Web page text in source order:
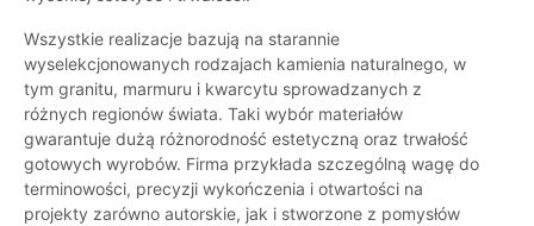
Wszystkie realizacje bazują na starannie
wyselekcjonowanych rodzajach kamienia naturalnego, w
tym granitu, marmuru i kwarcytu sprowadzanych z
różnych regionów świata. Taki wybór materiałów
gwarantuje dużą różnorodność estetyczną oraz trwałość
gotowych wyrobów. Firma przykłada szczególną wagę do
terminowości, precyzji wykończenia i otwartości na
projekty zarówno autorskie, jak i stworzone z pomysłów